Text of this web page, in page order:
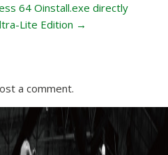
64 Oinstall.exe directly
Lite Edition →
a comment.